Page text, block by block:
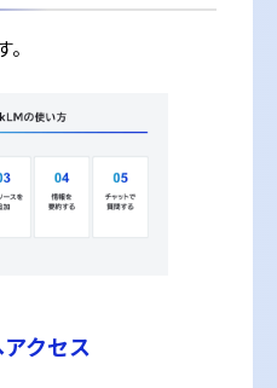
クセス